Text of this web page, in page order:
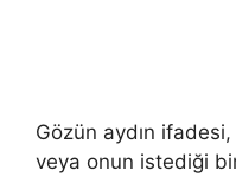
Gözün aydın
veya onun istediği